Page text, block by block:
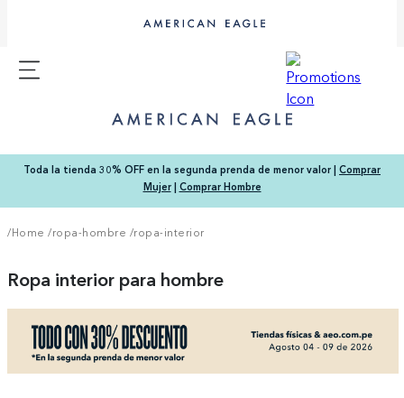
Toda la tienda 30% OFF en la segunda prenda de menor valor | Comprar
Mujer| Comprar Hombre
/Home /ropa-hombre /ropa-interior
Ropa interior para hombre